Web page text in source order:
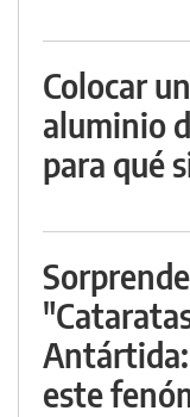
Colocar
aluminio
para qué
Antártida:
este